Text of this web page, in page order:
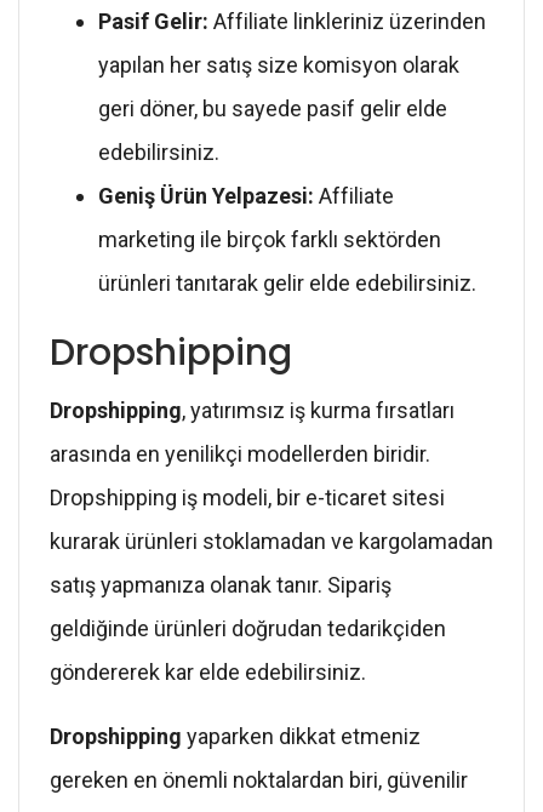
Pasif Gelir: Affiliate linkleriniz üzerinden
yapılan her satış size komisyon olarak
geri döner, bu sayede pasif gelir elde
edebilirsiniz.
Geniş Ürün Yelpazesi: Affiliate
marketing ile birçok farklı sektörden
ürünleri tanıtarak gelir elde edebilirsiniz.
Dropshipping
Dropshipping, yatırımsız iş kurma fırsatları
arasında en yenilikçi modellerden biridir.
Dropshipping iş modeli, bir e-ticaret sitesi
kurarak ürünleri stoklamadan ve kargolamadan
satış yapmanıza olanak tanır. Sipariş
geldiğinde ürünleri doğrudan tedarikçiden
göndererek kar elde edebilirsiniz.
Dropshipping yaparken dikkat etmeniz
gereken en önemli noktalardan biri, güvenilir